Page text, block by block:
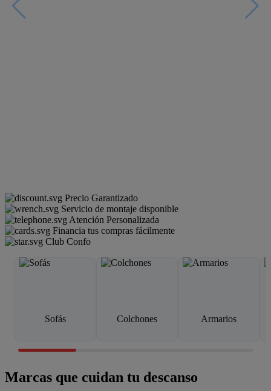
Precio Garantizado
Servicio de montaje disponible
Atención Personalizada
Financia tus compras fácilmente
Club Confo
Sofás Colchones Armarios
Marcas que cuidan tu descanso